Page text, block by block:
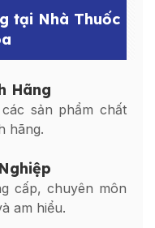
tại Nhà Thuốc
Hãng
sản phẩm chất
hãng.
cấp, chuyên môn
am hiểu.